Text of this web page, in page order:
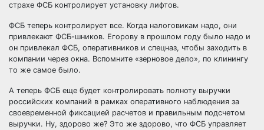
страхе ФСБ контролирует установку лифтов.
ФСБ теперь контролирует все. Когда налоговикам надо, они
привлекают ФСБ-шников. Егорову в прошлом году было надо и
он привлекал ФСБ, оперативников и спецназ, чтобы заходить в
компании через окна. Вспомните «зерновое дело», по клинингу
то же самое было.
А теперь ФСБ еще будет контролировать полноту выручки
российских компаний в рамках оперативного наблюдения за
своевременной фиксацией расчетов и правильным подсчетом
выручки. Ну, здорово же? Это же здорово, что ФСБ управляет